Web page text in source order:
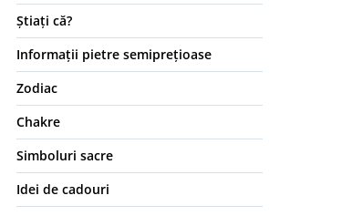
Știați că?
Informații pietre semiprețioase
Zodiac
Chakre
Simboluri sacre
Idei de cadouri